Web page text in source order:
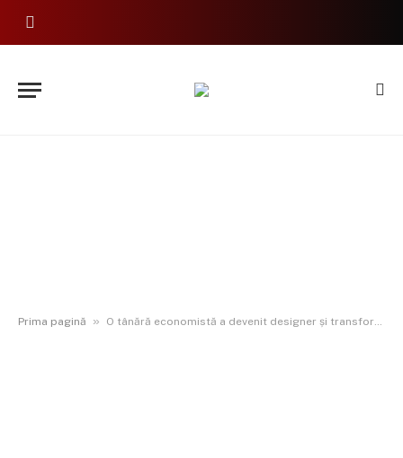
Prima pagină » O tânără economistă a devenit designer și transformă restaurantele și sălile de evenimente în bijuterii VIDEO